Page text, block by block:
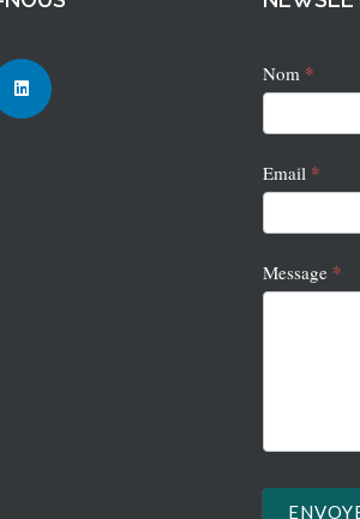
Newsletter
Nom *
Email *
Message *